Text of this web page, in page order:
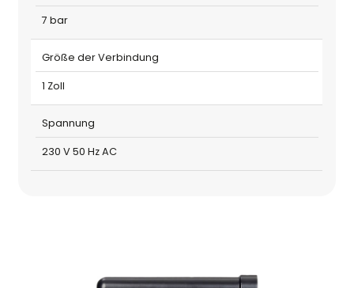
7 bar
Größe der Verbindung
1 Zoll
Spannung
230 V 50 Hz AC